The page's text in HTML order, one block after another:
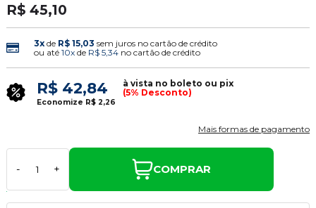
R$ 45,10
3xde R$ 15,03 sem juros no cartão de crédito
ou até 10xde R$ 5,34no cartão de crédito
R$ 42,84
à vista no boleto ou pix
(5% Desconto)
Economize R$ 2,26
Mais formas de pagamento
- + COMPRAR